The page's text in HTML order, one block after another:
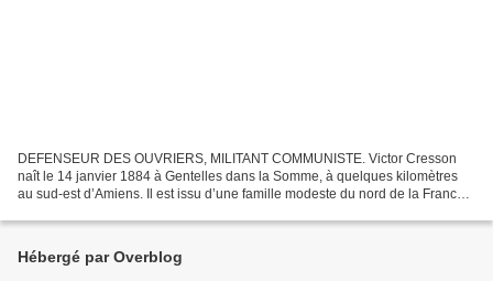
DEFENSEUR DES OUVRIERS, MILITANT COMMUNISTE. Victor Cresson
naît le 14 janvier 1884 à Gentelles dans la Somme, à quelques kilomètres
au sud-est d’Amiens. Il est issu d’une famille modeste du nord de la France.
Hébergé par Overblog